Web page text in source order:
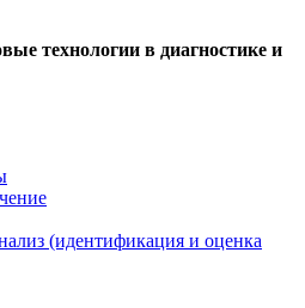
технологии в диагностике и
(идентификация и оценка